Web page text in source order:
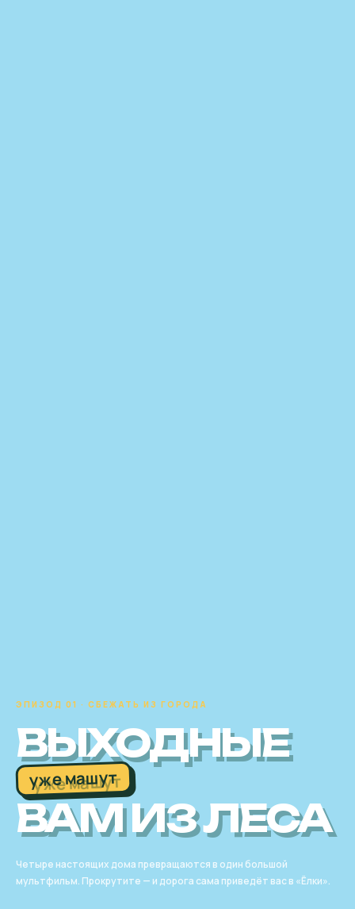
ЭПИЗОД 01 · СБЕЖАТЬ ИЗ ГОРОДА
ВЫХОДНЫЕ
уже машут
ВАМ ИЗ ЛЕСА
Четыре настоящих дома превращаются в один большой
мультфильм. Прокрутите — и дорога сама приведёт вас в «Ёлки».